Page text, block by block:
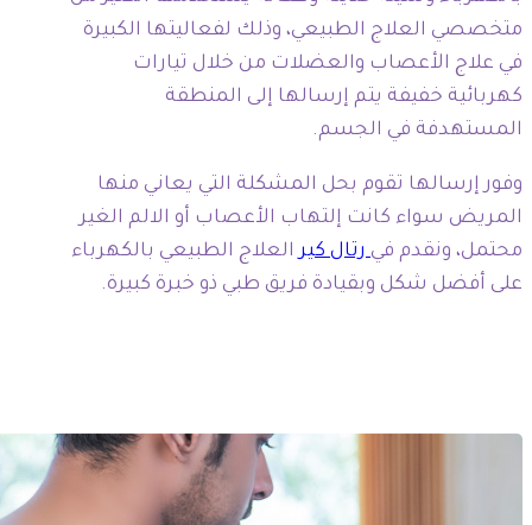
متخصصي العلاج الطبيعي، وذلك لفعاليتها الكبيرة
في علاج الأعصاب والعضلات من خلال تيارات
كهربائية خفيفة يتم إرسالها إلى المنطقة
المستهدفة في الجسم.
وفور إرسالها تقوم بحل المشكلة التي يعاني منها
المريض سواء كانت إلتهاب الأعصاب أو الالم الغير
محتمل، ونقدم فيرتال كيرالعلاج الطبيعي بالكهرباء
على أفضل شكل وبقيادة فريق طبي ذو خبرة كبيرة.